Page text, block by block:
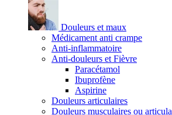
Douleurs et maux
Médicament anti crampe
Anti-inflammatoire
Anti-douleurs et Fièvre
Paracétamol
Ibuprofène
Aspirine
Douleurs articulaires
Douleurs musculaires ou